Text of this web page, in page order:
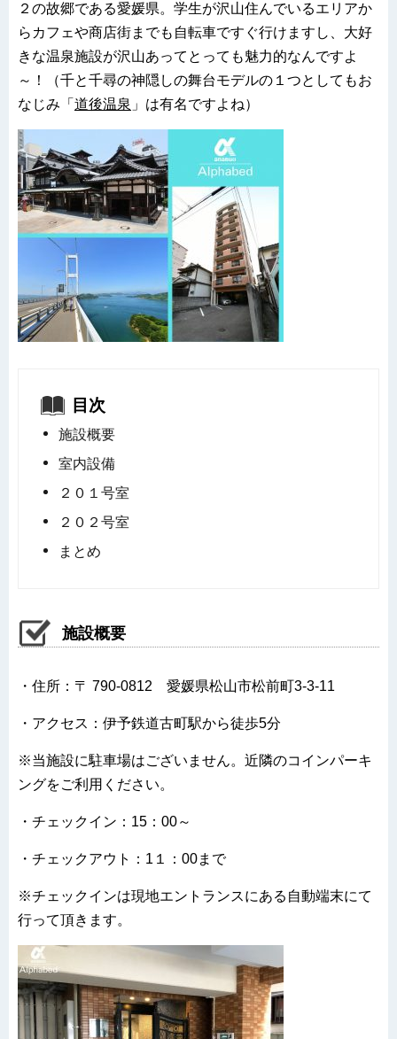
２の故郷である愛媛県。学生が沢山住んでいるエリアか
らカフェや商店街までも自転車ですぐ行けますし、大好
きな温泉施設が沢山あってとっても魅力的なんですよ
～！（千と千尋の神隠しの舞台モデルの１つとしてもお
なじみ「 道後温泉 」は有名ですよね）
目次
施設概要
室内設備
２０１号室
２０２号室
まとめ
施設概要
・住所：〒 790-0812 愛媛県松山市松前町3-3-11
・アクセス：伊予鉄道古町駅から徒歩5分
※当施設に駐車場はございません。近隣のコインパーキ
ングをご利用ください。
・チェックイン：15：00～
・チェックアウト：1１：00まで
※チェックインは現地エントランスにある自動端末にて
行って頂きます。